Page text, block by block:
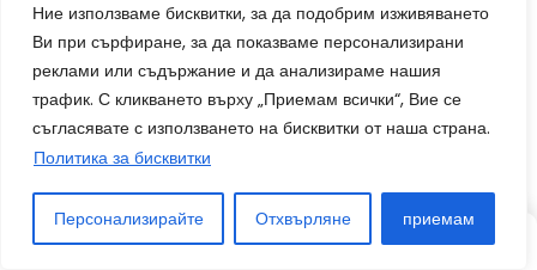
Ние използваме бисквитки, за да подобрим изживяването
Ви при сърфиране, за да показваме персонализирани
реклами или съдържание и да анализираме нашия
трафик. С кликването върху „Приемам всички“, Вие се
съгласявате с използването на бисквитки от наша страна.
Политика за бисквитки
Персонализирайте Отхвърляне приемам
разновидности лечение, които биха могли да
бъдат полезни за водене в съответствие с
стреса, заедно с когнитивно-поведенческа
лечение, съкращаване в съответствие с стреса,
базирано в съответствие с окото, и лечение за
приемане и обвързване.